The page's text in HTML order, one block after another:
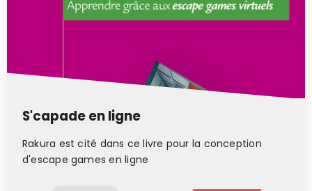
S'capade en ligne
Rakura est cité dans ce livre pour la conception
d'escape games en ligne